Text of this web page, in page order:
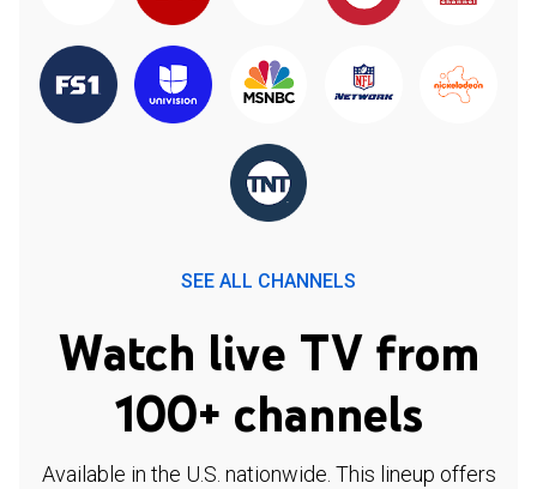
SEE ALL CHANNELS
Watch live TV from
100+ channels
Available in the U.S. nationwide. This lineup offers